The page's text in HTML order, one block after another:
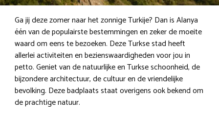
Ga jij deze zomer naar het zonnige Turkije? Dan is Alanya
één van de populairste bestemmingen en zeker de moeite
waard om eens te bezoeken. Deze Turkse stad heeft
allerlei activiteiten en bezienswaardigheden voor jou in
petto. Geniet van de natuurlijke en Turkse schoonheid, de
bijzondere architectuur, de cultuur en de vriendelijke
bevolking. Deze badplaats staat overigens ook bekend om
de prachtige natuur.